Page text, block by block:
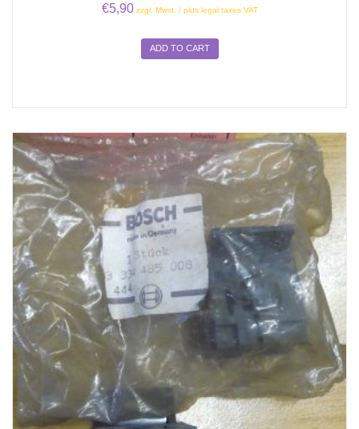
€5,90 zzgl. Mwst. / plus legal taxes VAT
ADD TO CART